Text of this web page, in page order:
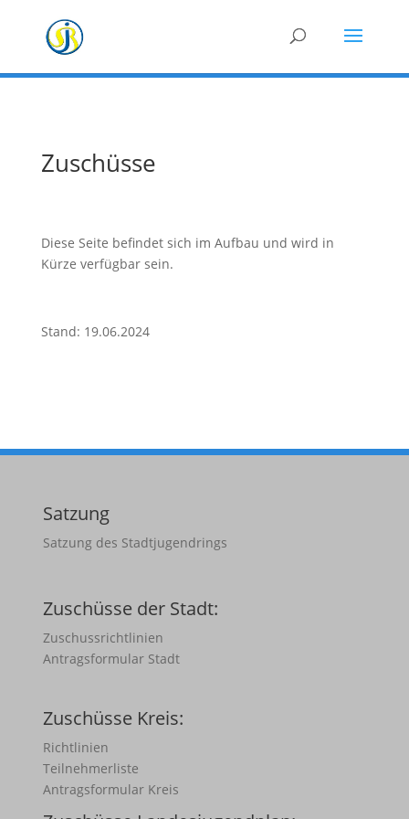
Zuschüsse
Diese Seite befindet sich im Aufbau und wird in
Kürze verfügbar sein.
Stand: 19.06.2024
Satzung
Satzung des Stadtjugendrings
Zuschüsse der Stadt:
Zuschussrichtlinien
Antragsformular Stadt
Zuschüsse Kreis:
Richtlinien
Teilnehmerliste
Antragsformular Kreis